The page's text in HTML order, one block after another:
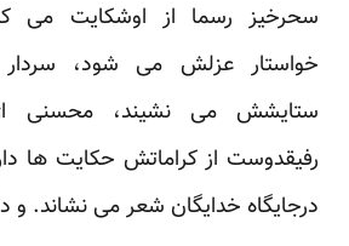
سحرخیز رسما از اوشکایت می
خواستار عزلش می شود،
ستایشش می نشیند، محسنی
رفیقدوست از کراماتش حکایت ها
درجایگاه خدایگان شعر می نشاند. و